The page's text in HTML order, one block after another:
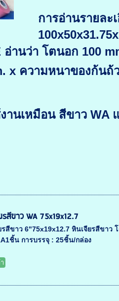
การอ่านรายละ
อ่านว่า โตนอก 100
x ความหนาของก้นถ้
นเหมือน สีขาว WA
รสีขาว WA 75x19x12.7
รสีขาว 6"75x19x12.7 หินเจียรสีขาว
ชิ้น การบรรจุ : 25ชิ้น/กล่อง